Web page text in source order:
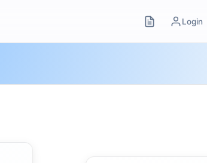
Login